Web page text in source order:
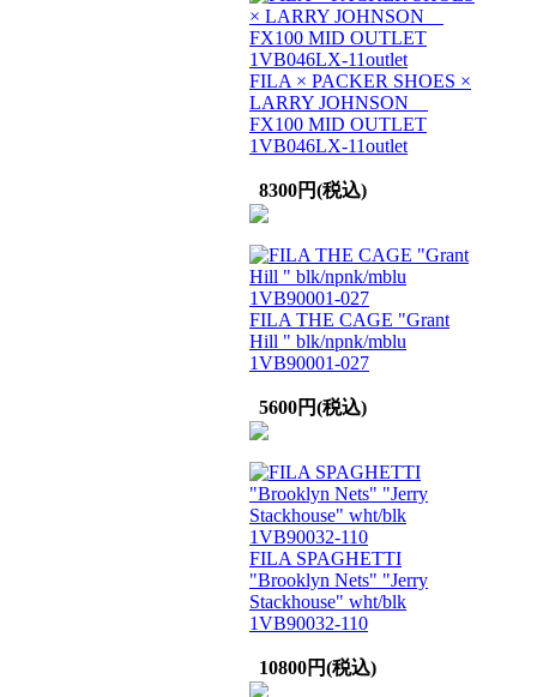
FILA × PACKER SHOES ×
LARRY JOHNSON
FX100 MID OUTLET
1VB046LX-11outlet
8300円(税込)
FILA THE CAGE "Grant
Hill " blk/npnk/mblu
1VB90001-027
5600円(税込)
FILA SPAGHETTI
"Brooklyn Nets" "Jerry
Stackhouse" wht/blk
1VB90032-110
10800円(税込)